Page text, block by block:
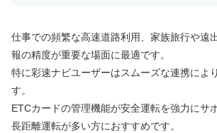
仕事での頻繁な高速道路利用、家族旅行や遠
報の精度が重要な場面に最適です。
特に彩速ナビユーザーはスムーズな連携によ
す。
ETCカードの管理機能が安全運転を強力にサ
長距離運転が多い方におすすめです。